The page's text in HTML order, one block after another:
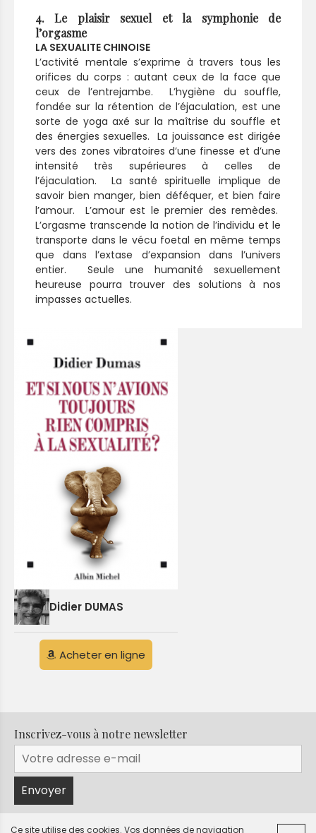
4. Le plaisir sexuel et la symphonie de
l’orgasme
LA SEXUALITE CHINOISE
L’activité mentale s’exprime à travers tous les
orifices du corps : autant ceux de la face que
ceux de l’entrejambe. L’hygiène du souffle,
fondée sur la rétention de l’éjaculation, est une
sorte de yoga axé sur la maîtrise du souffle et
des énergies sexuelles. La jouissance est dirigée
vers des zones vibratoires d’une finesse et d’une
intensité très supérieures à celles de
l’éjaculation. La santé spirituelle implique de
savoir bien manger, bien déféquer, et bien faire
l’amour. L’amour est le premier des remèdes.
L’orgasme transcende la notion de l’individu et le
transporte dans le vécu foetal en même temps
que dans l’extase d’expansion dans l’univers
entier. Seule une humanité sexuellement
heureuse pourra trouver des solutions à nos
impasses actuelles.
Didier DUMAS
Acheter en ligne
Inscrivez-vous à notre newsletter
Ce site utilise des cookies. Vos données de navigation